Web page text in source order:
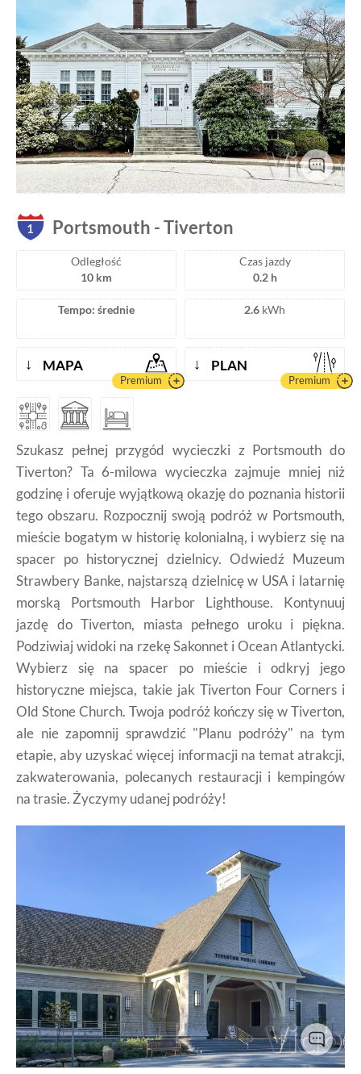
1 Portsmouth -Tiverton
Odległość
10 km
Czas jazdy
0.2 h
Tempo: średnie 2.6 kWh
↓ MAPA
Premium
↓ PLAN
Premium
Szukasz pełnej przygód wycieczki z Portsmouth do
Tiverton? Ta 6-milowa wycieczka zajmuje mniej niż
godzinę i oferuje wyjątkową okazję do poznania historii
tego obszaru. Rozpocznij swoją podróż w Portsmouth,
mieście bogatym w historię kolonialną, i wybierz się na
spacer po historycznej dzielnicy. Odwiedź Muzeum
Strawbery Banke, najstarszą dzielnicę w USA i latarnię
morską Portsmouth Harbor Lighthouse. Kontynuuj
jazdę do Tiverton, miasta pełnego uroku i piękna.
Podziwiaj widoki na rzekę Sakonnet i Ocean Atlantycki.
Wybierz się na spacer po mieście i odkryj jego
historyczne miejsca, takie jak Tiverton Four Corners i
Old Stone Church. Twoja podróż kończy się w Tiverton,
ale nie zapomnij sprawdzić "Planu podróży" na tym
etapie, aby uzyskać więcej informacji na temat atrakcji,
zakwaterowania, polecanych restauracji i kempingów
na trasie. Życzymy udanej podróży!